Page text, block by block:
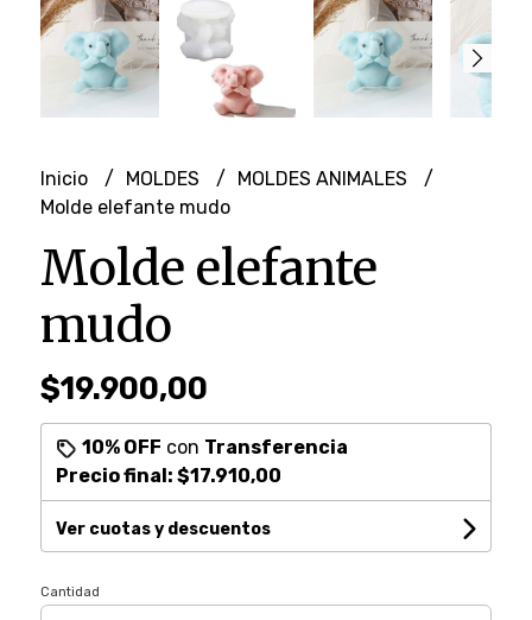
Inicio MOLDES
MOLDES ANIMALES
Molde elefante mudo
Molde elefante
mudo
$19.900,00
10% OFF con Transferencia
Precio final: $17.910,00
Ver cuotas y descuentos
Cantidad